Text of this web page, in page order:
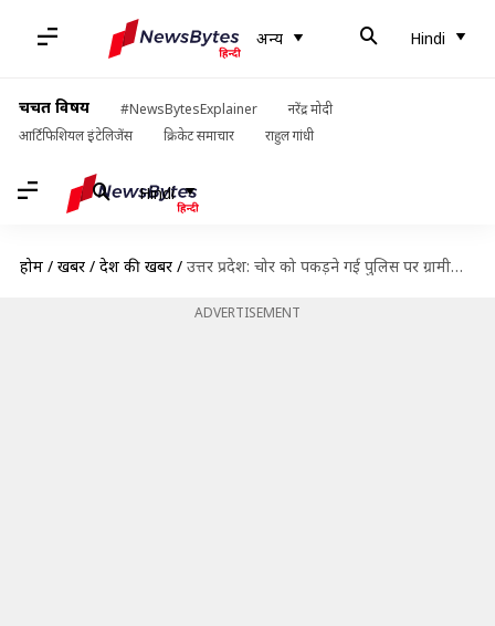
अन्य Hindi
चर्चित विषय #NewsBytesExplainer
नरेंद्र मोदी
आर्टिफिशियल इंटेलिजेंस
क्रिकेट समाचार राहुल गांधी
Hindi
होम / खबरें / देश की खबरें / उत्तर प्रदेश: चोर को पकड़ने गई पुलिस पर ग्रामीणों ने किया हमला, SI की मौत
ADVERTISEMENT